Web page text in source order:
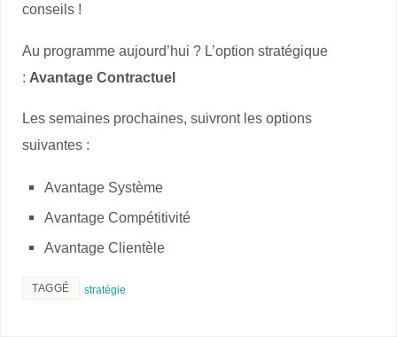
conseils !
Au programme aujourd’hui ? L’option stratégique
: Avantage Contractuel
Les semaines prochaines, suivront les options
suivantes :
Avantage Système
Avantage Compétitivité
Avantage Clientèle
TAGGÉ stratégie